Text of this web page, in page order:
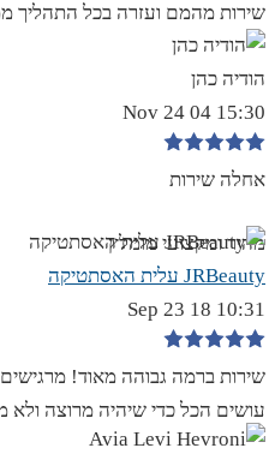
שירות מהמם ועזרה בכל התהליך
הודיה כהן
15:30 04 Nov 24
אחלה שירות
מהיר ומקצועי מומלץ
JRBeauty עלית האסתטיקה
10:31 18 Sep 23
שירות ברמה גבוהה מאוד!
עושים הכל כדי שיהיה מרוצה